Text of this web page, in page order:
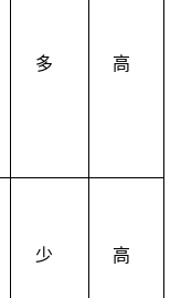
多 高
少 高